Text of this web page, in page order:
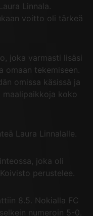
Linnala.
voitto oli tärkeä
joka varmasti lisäsi
omaan tekemiseen.
omissa käsissä ja
maalipaikkoja koko
Laura Linnalalle.
joka oli
perustelee.
8.5. Nokialla FC
numeroin 5-0.